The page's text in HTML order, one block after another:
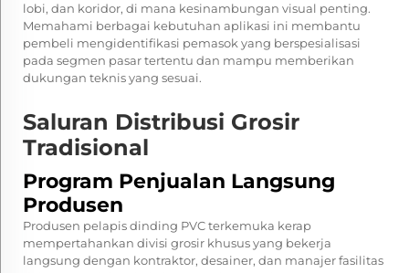
lobi, dan koridor, di mana kesinambungan visual penting.
Memahami berbagai kebutuhan aplikasi ini membantu
pembeli mengidentifikasi pemasok yang berspesialisasi
pada segmen pasar tertentu dan mampu memberikan
dukungan teknis yang sesuai.
Saluran Distribusi Grosir
Tradisional
Program Penjualan Langsung
Produsen
Produsen pelapis dinding PVC terkemuka kerap
mempertahankan divisi grosir khusus yang bekerja
langsung dengan kontraktor, desainer, dan manajer fasilitas